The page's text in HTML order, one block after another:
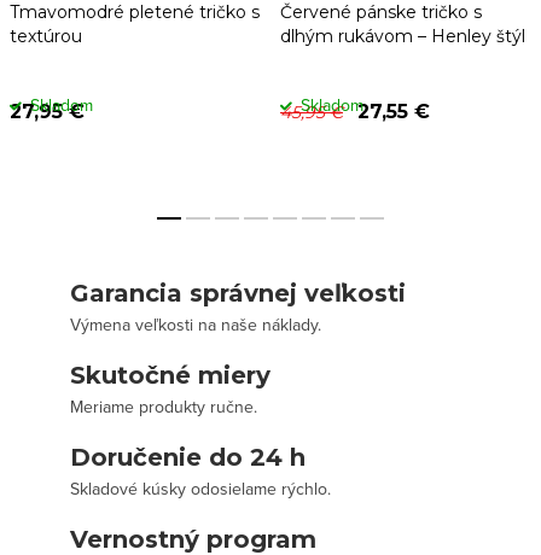
Tmavomodré pletené tričko s
textúrou
27,95 €
Skladom
Červené pánske tričko s
dlhým rukávom – Henley štýl
45,95 € 27,55 €
Skladom
Garancia správnej veľkosti
Výmena veľkosti na naše náklady.
Skutočné miery
Meriame produkty ručne.
Doručenie do 24 h
Skladové kúsky odosielame rýchlo.
Vernostný program